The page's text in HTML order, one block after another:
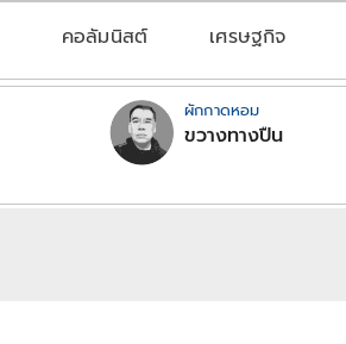
คอลัมนิสต์ เศรษฐกิจ
ผักกาดหอม
ขวางทางปืน